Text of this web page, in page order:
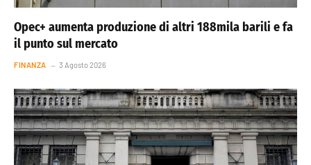
Opec+ aumenta produzione di altri 188mila barili e fa
il punto sul mercato
FINANZA 3 Agosto 2026